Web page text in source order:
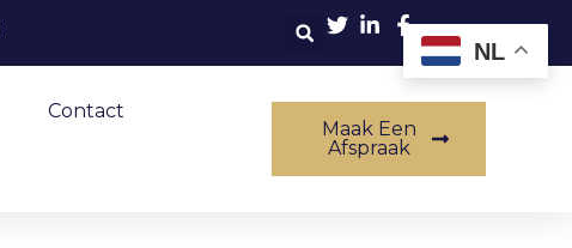
Contact
Maak Een
Afspraak
NL